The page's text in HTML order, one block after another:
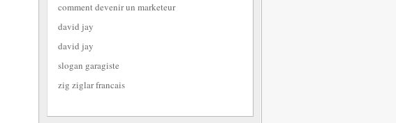
comment devenir un marketeur
david jay
david jay
slogan garagiste
zig ziglar francais